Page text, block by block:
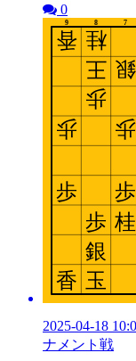
0
2025-04-18
ナメント戦